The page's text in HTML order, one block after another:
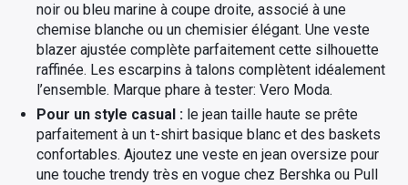
noir ou bleu marine à coupe droite, associé à une
chemise blanche ou un chemisier élégant. Une veste
blazer ajustée complète parfaitement cette silhouette
raffinée. Les escarpins à talons complètent idéalement
l’ensemble. Marque phare à tester: Vero Moda.
Pour un style casual : le jean taille haute se prête
parfaitement à un t-shirt basique blanc et des baskets
confortables. Ajoutez une veste en jean oversize pour
une touche trendy très en vogue chez Bershka ou Pull